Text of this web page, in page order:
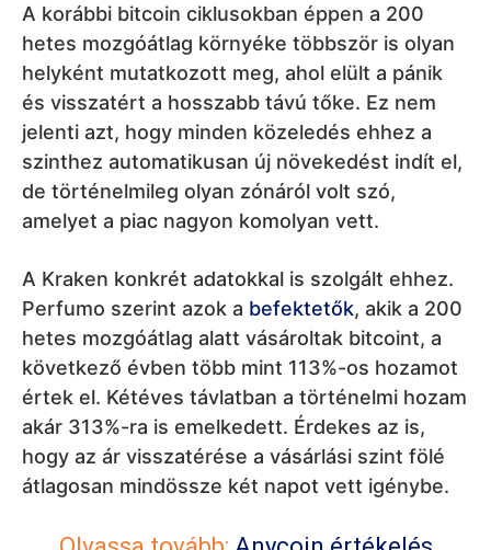
A korábbi bitcoin ciklusokban éppen a 200
hetes mozgóátlag környéke többször is olyan
helyként mutatkozott meg, ahol elült a pánik
és visszatért a hosszabb távú tőke. Ez nem
jelenti azt, hogy minden közeledés ehhez a
szinthez automatikusan új növekedést indít el,
de történelmileg olyan zónáról volt szó,
amelyet a piac nagyon komolyan vett.
A Kraken konkrét adatokkal is szolgált ehhez.
Perfumo szerint azok a befektetők, akik a 200
hetes mozgóátlag alatt vásároltak bitcoint, a
következő évben több mint 113%-os hozamot
értek el. Kétéves távlatban a történelmi hozam
akár 313%-ra is emelkedett. Érdekes az is,
hogy az ár visszatérése a vásárlási szint fölé
átlagosan mindössze két napot vett igénybe.